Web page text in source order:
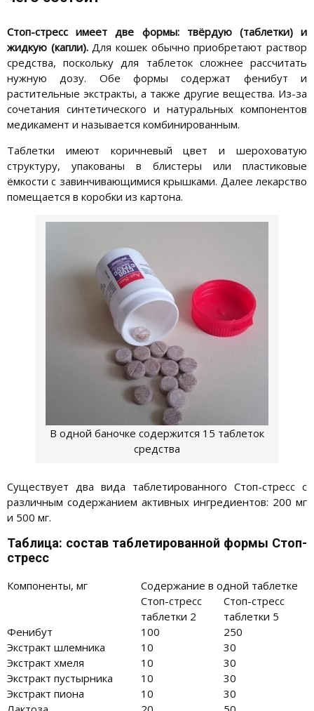
Стоп-стресс имеет две формы: твёрдую (таблетки) и
жидкую (капли). Для кошек обычно приобретают раствор
средства, поскольку для таблеток сложнее рассчитать
нужную дозу. Обе формы содержат фенибут и
растительные экстракты, а также другие вещества. Из-за
сочетания синтетического и натуральных компонентов
медикамент и называется комбинированным.
Таблетки имеют коричневый цвет и шероховатую
структуру, упакованы в блистеры или пластиковые
ёмкости с завинчивающимися крышками. Далее лекарство
помещается в коробки из картона.
В одной баночке содержится 15 таблеток
средства
Существует два вида таблетированного Стоп-стресс с
различным содержанием активных ингредиентов: 200 мг
и 500 мг.
Таблица: состав таблетированной формы Стоп-
стресс
Компоненты, мг
Содержание в одной таблетке
Стоп-стресс
таблетки 2
Стоп-стресс
таблетки 5
Фенибут
100
250
Экстракт шлемника
10
30
Экстракт хмеля
10
30
Экстракт пустырника
10
30
Экстракт пиона
10
30